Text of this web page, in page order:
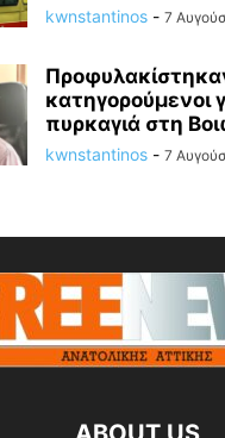
kwnstantinos - 7
κατηγορούμενοι
πυρκαγιά στη
kwnstantinos - 7